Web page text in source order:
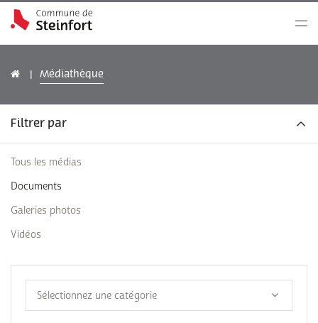
Médiathèque
Filtrer par
Tous les médias
Documents
Galeries photos
Vidéos